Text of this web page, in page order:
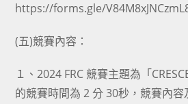
https://forms.gle/
(五)競賽內容：
１、2024 FRC 競賽主題為「
的競賽時間為 2 分 30秒，競賽內